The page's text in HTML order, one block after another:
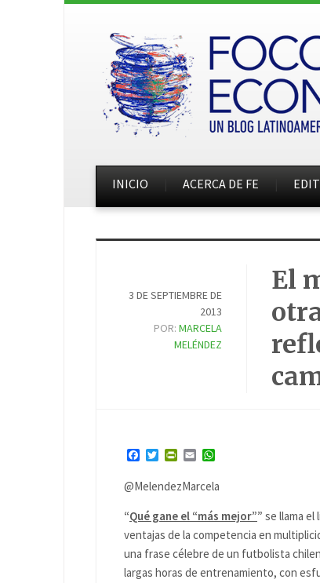
INICIO ACERCA DE FE
3 DE SEPTIEMBRE DE
2013
POR:MARCELA
MELÉNDEZ
El
Facebook
TwitterPrintFriendly
Email
@MelendezMarcela
“Qué gane el “más mejor”” se llama el
ventajas de la competencia en
una frase célebre de un futbolista
largas horas de entrenamiento, con